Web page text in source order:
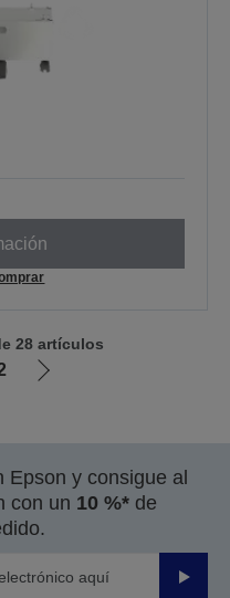
Ir
siguiente
28 artículos
Epson y consigue al
con un 10 %* de
Enviar